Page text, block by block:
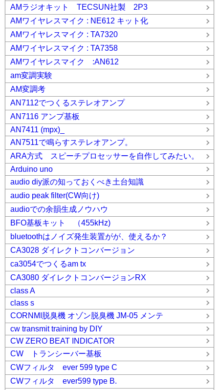
AMラジオキット TECSUN社製 2P3
AMワイヤレスマイク : NE612 キット化
AMワイヤレスマイク : TA7320
AMワイヤレスマイク : TA7358
AMワイヤレスマイク :AN612
am変調実験
AM変調考
AN7112でつくるステレオアンプ
AN7116 アンプ基板
AN7411 (mpx)_
AN7511で鳴らすステレオアンプ。
ARA方式 スピーチプロセッサーを自作してみたい。
Arduino uno
audio diy派の知っておくべき土台知識
audio peak filter(CW向け)
audioでの余韻生成ノウハウ
BFO基板キット （455kHz)
bluetoothはノイズ発生装置がが、使えるか？
CA3028 ダイレクトコンバージョン
ca3054でつくるam tx
CA3080 ダイレクトコンバージョンRX
class A
class s
CORNMI脱臭機 オゾン脱臭機 JM-05 メンテ
cw transmit training by DIY
CW ZERO BEAT INDICATOR
CW トランシーバー基板
CWフィルタ ever 599 type C
CWフィルタ ever599 type B.